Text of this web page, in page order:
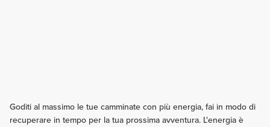
Goditi al massimo le tue camminate con più energia, fai in modo di
recuperare in tempo per la tua prossima avventura. L'energia è